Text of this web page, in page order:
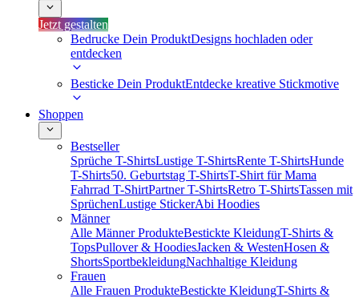
Jetzt gestalten
Bedrucke Dein ProduktDesigns hochladen oder
entdecken
Besticke Dein ProduktEntdecke kreative Stickmotive
Shoppen
Bestseller
Sprüche T-ShirtsLustige T-ShirtsRente T-ShirtsHunde
T-Shirts50. Geburtstag T-ShirtsT-Shirt für Mama
Fahrrad T-ShirtPartner T-ShirtsRetro T-ShirtsTassen mit
SprüchenLustige StickerAbi Hoodies
Männer
Alle Männer ProdukteBestickte KleidungT-Shirts &
TopsPullover & HoodiesJacken & WestenHosen &
ShortsSportbekleidungNachhaltige Kleidung
Frauen
Alle Frauen ProdukteBestickte KleidungT-Shirts &